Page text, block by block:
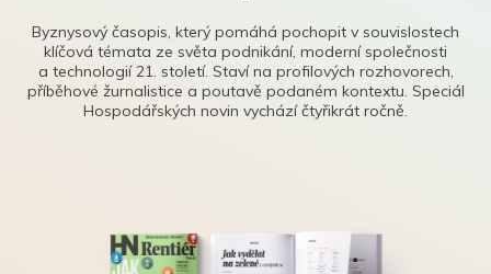
Byznysový časopis, který pomáhá pochopit v souvislostech
klíčová témata ze světa podnikání, moderní společnosti
a technologií 21. století. Staví na profilových rozhovorech,
příběhové žurnalistice a poutavě podaném kontextu. Speciál
Hospodářských novin vychází čtyřikrát ročně.